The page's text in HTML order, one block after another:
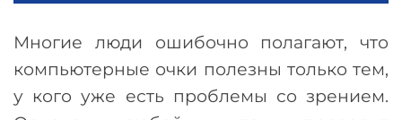
Многие люди ошибочно полагают, что
компьютерные очки полезны только тем,
у кого уже есть проблемы со зрением.